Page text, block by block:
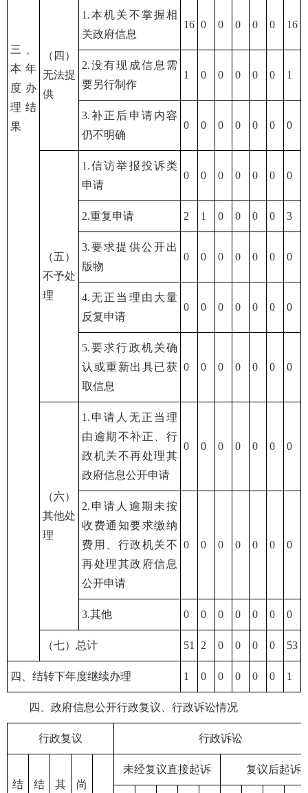
三、
本年
度办
理结
果
（四）
无法提
供
1.本机关不掌握相
关政府信息
16 0 0 0 0 0 16
2.没有现成信息需
要另行制作
1 0 0 0 0 0 1
3.补正后申请内容
仍不明确
0 0 0 0 0 0 0
（五）
不予处
理
1.信访举报投诉类
申请
0 0 0 0 0 0 0
2.重复申请 2 1 0 0 0 0 3
3.要求提供公开出
版物
0 0 0 0 0 0 0
4.无正当理由大量
反复申请
0 0 0 0 0 0 0
5.要求行政机关确
认或重新出具已获
取信息
0 0 0 0 0 0 0
（六）
其他处
理
1.申请人无正当理
由逾期不补正、行
政机关不再处理其
政府信息公开申请
0 0 0 0 0 0 0
2.申请人逾期未按
收费通知要求缴纳
费用、行政机关不
再处理其政府信息
公开申请
0 0 0 0 0 0 0
3.其他 0 0 0 0 0 0 0
（七）总计 51 2 0 0 0 0 53
四、结转下年度继续办理 1 0 0 0 0 0 1
四、政府信息公开行政复议、行政诉讼情况
行政复议 行政诉讼
结
结
其
尚
未经复议直接起诉 复议后起诉